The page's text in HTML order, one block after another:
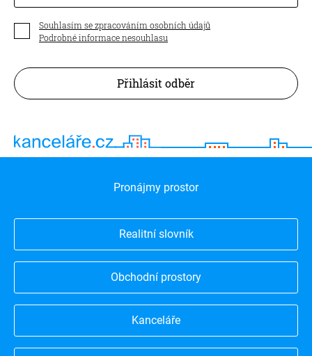
Souhlasím se zpracováním osobních údajů
Podrobné informace nesouhlasu
Přihlásit odběr
Pronájmy prostor
Realitní slovník
Obchodní prostory
Kanceláře